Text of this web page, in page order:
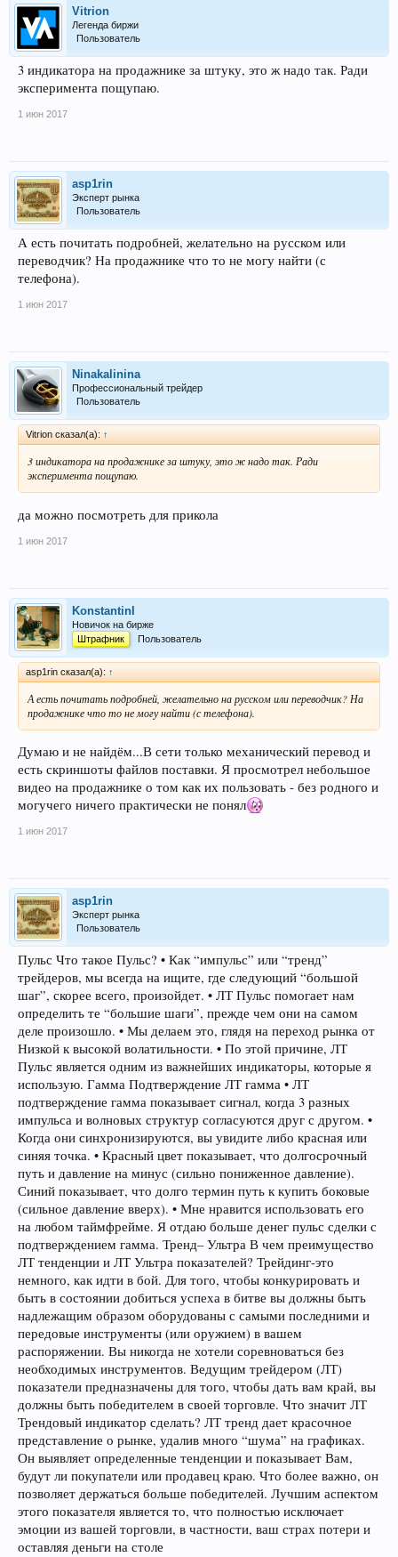
Vitrion
Легенда биржи
Пользователь
3 индикатора на продажнике за штуку, это ж надо так. Ради
эксперимента пощупаю.
1 июн 2017
asp1rin
Эксперт рынка
Пользователь
А есть почитать подробней, желательно на русском или
переводчик? На продажнике что то не могу найти (с
телефона).
1 июн 2017
Ninakalinina
Профессиональный трейдер
Пользователь
Vitrion сказал(а): ↑
3 индикатора на продажнике за штуку, это ж надо так. Ради
эксперимента пощупаю.
да можно посмотреть для прикола
1 июн 2017
KonstantinI
Новичок на бирже
Штрафник
Пользователь
asp1rin сказал(а): ↑
А есть почитать подробней, желательно на русском или переводчик? На
продажнике что то не могу найти (с телефона).
Думаю и не найдём...В сети только механический перевод и
есть скриншоты файлов поставки. Я просмотрел небольшое
видео на продажнике о том как их пользовать - без родного и
могучего ничего практически не понял
1 июн 2017
asp1rin
Эксперт рынка
Пользователь
Пульс Что такое Пульс? • Как “импульс” или “тренд”
трейдеров, мы всегда на ищите, где следующий “большой
шаг”, скорее всего, произойдет. • ЛТ Пульс помогает нам
определить те “большие шаги”, прежде чем они на самом
деле произошло. • Мы делаем это, глядя на переход рынка от
Низкой к высокой волатильности. • По этой причине, ЛТ
Пульс является одним из важнейших индикаторы, которые я
использую. Гамма Подтверждение ЛТ гамма • ЛТ
подтверждение гамма показывает сигнал, когда 3 разных
импульса и волновых структур согласуются друг с другом. •
Когда они синхронизируются, вы увидите либо красная или
синяя точка. • Красный цвет показывает, что долгосрочный
путь и давление на минус (сильно пониженное давление).
Синий показывает, что долго термин путь к купить боковые
(сильное давление вверх). • Мне нравится использовать его
на любом таймфрейме. Я отдаю больше денег пульс сделки с
подтверждением гамма. Тренд– Ультра В чем преимущество
ЛТ тенденции и ЛТ Ультра показателей? Трейдинг-это
немного, как идти в бой. Для того, чтобы конкурировать и
быть в состоянии добиться успеха в битве вы должны быть
надлежащим образом оборудованы с самыми последними и
передовые инструменты (или оружием) в вашем
распоряжении. Вы никогда не хотели соревноваться без
необходимых инструментов. Ведущим трейдером (ЛТ)
показатели предназначены для того, чтобы дать вам край, вы
должны быть победителем в своей торговле. Что значит ЛТ
Трендовый индикатор сделать? ЛТ тренд дает красочное
представление о рынке, удалив много “шума” на графиках.
Он выявляет определенные тенденции и показывает Вам,
будут ли покупатели или продавец краю. Что более важно, он
позволяет держаться больше победителей. Лучшим аспектом
этого показателя является то, что полностью исключает
эмоции из вашей торговли, в частности, ваш страх потери и
оставляя деньги на столе